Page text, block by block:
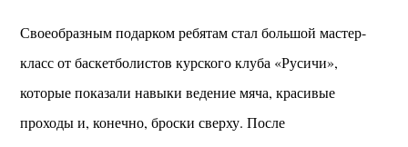
Своеобразным подарком ребятам стал большой мастер-
класс от баскетболистов курского клуба «Русичи»,
которые показали навыки ведение мяча, красивые
проходы и, конечно, броски сверху. После